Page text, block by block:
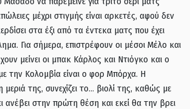
μέχρι στιγμής είναι αρκετές, αφού δεν
στα έξι από τα έντεκα ματς που έχει
Για σήμερα, επιστρέφουν οι μέσοι Μέλο και
μείνει οι μπακ Κάρλος και Ντιόγκο και ο
την Κολομβία είναι ο φορ Μπόρχα. Η
μεριά της, συνεχίζει το… βιολί της, καθώς με
ανέβει στην πρώτη θέση και εκεί θα την βρει